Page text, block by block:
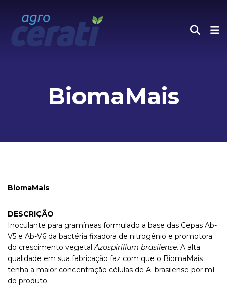
BiomaMais
BiomaMais
DESCRIÇÃO
Inoculante para gramíneas formulado a base das Cepas Ab-
V5 e Ab-V6 da bactéria fixadora de nitrogênio e promotora
do crescimento vegetalAzospirillum brasilense. A alta
qualidade em sua fabricação faz com que o BiomaMais
tenha a maior concentração células de A. brasilense por mL
do produto.